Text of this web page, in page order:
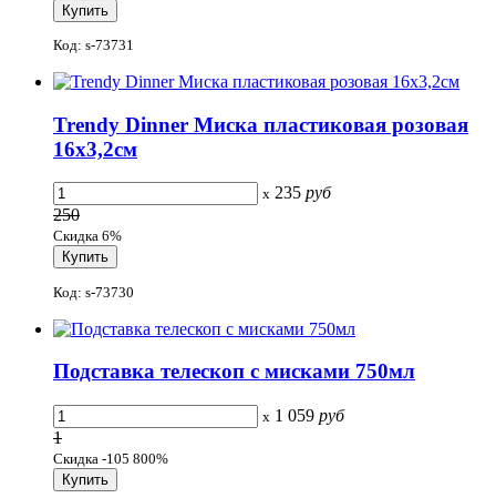
Код: s-73731
Trendy Dinner Миска пластиковая розовая
16x3,2см
x 235 руб
250
Скидка 6%
Код: s-73730
Подставка телескоп с мисками 750мл
x 1 059 руб
1
Скидка -105 800%